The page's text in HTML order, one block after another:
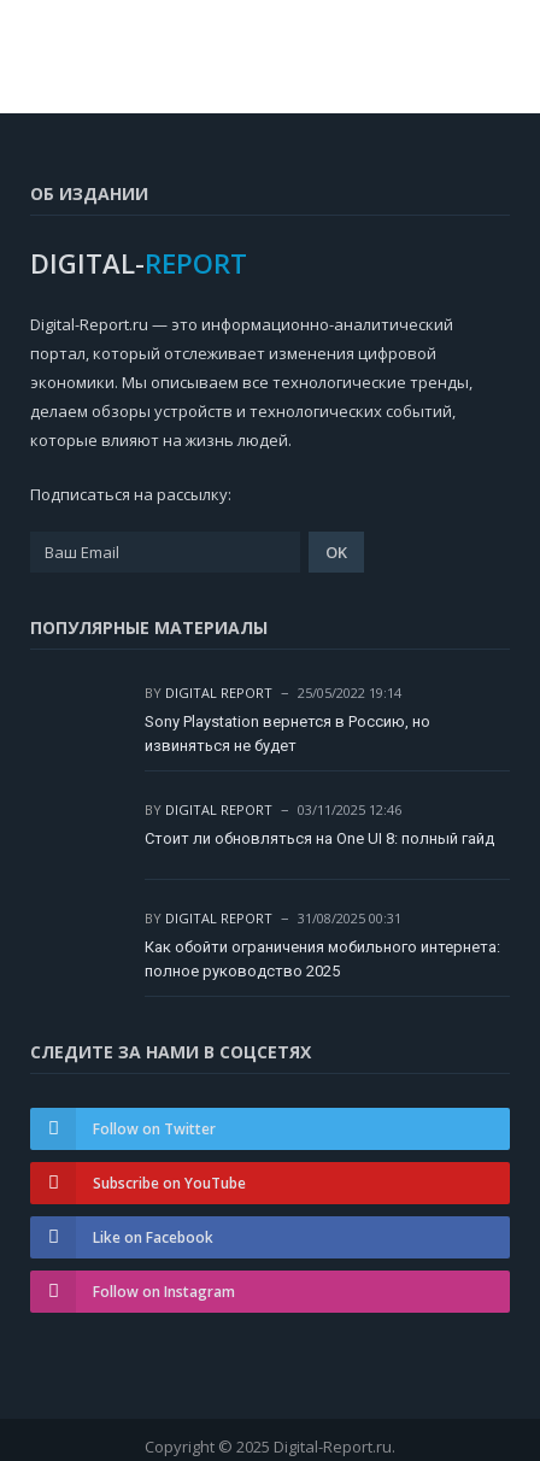
ОБ ИЗДАНИИ
DIGITAL-REPORT
Digital-Report.ru — это информационно-аналитический
портал, который отслеживает изменения цифровой
экономики. Мы описываем все технологические тренды,
делаем обзоры устройств и технологических событий,
которые влияют на жизнь людей.
Подписаться на рассылку:
ПОПУЛЯРНЫЕ МАТЕРИАЛЫ
BY DIGITAL REPORT
25/05/2022 19:14
Sony Playstation вернется в Россию, но
извиняться не будет
BY DIGITAL REPORT
03/11/2025 12:46
Стоит ли обновляться на One UI 8: полный гайд
BY DIGITAL REPORT
31/08/2025 00:31
Как обойти ограничения мобильного интернета:
полное руководство 2025
СЛЕДИТЕ ЗА НАМИ В СОЦСЕТЯХ
Follow on Twitter
Subscribe on YouTube
Like on Facebook
Follow on Instagram
Copyright © 2025 Digital-Report.ru.